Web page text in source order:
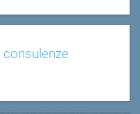
consulenze